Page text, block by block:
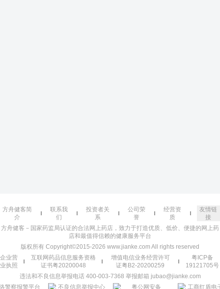
方舟健客简
介
联系我
们
投资者关
系
公司荣
誉
经营资
质
友情链
接
方舟健客－国家药监局认证的合法网上药店，致力于打造优质、低价、便捷的网上药
店和最值得信赖的健康服务平台
版权所有 Copyright©2015-2026 www.jianke.com All rights reserved
企业营
业执照
互联网药品信息服务资格
证书粤20200048
增值电信业务经营许可
证粤B2-20200259
粤ICP备
19121705号
违法和不良信息举报电话 400-003-7368 举报邮箱 jubao@jianke.com